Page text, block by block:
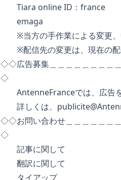
Tiara online ID：france
emaga
※当方の手作業による変更、
※配信先の変更は、現在の配
◇◇広告募集＿＿＿＿＿＿＿＿
◇
AntenneFranceでは、広告を
詳しくは、
◇◇お問い合わせ＿＿＿＿＿＿
◇
記事に関し
翻訳に関し
タイアッ